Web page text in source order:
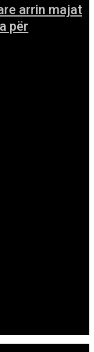
arrin majat
për